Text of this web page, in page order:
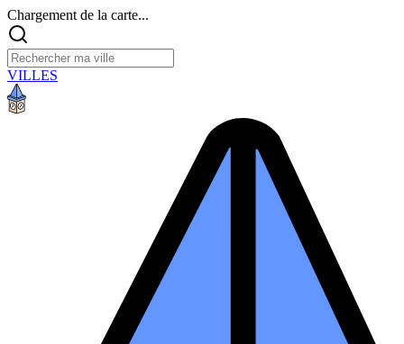
Chargement de la carte...
VILLES